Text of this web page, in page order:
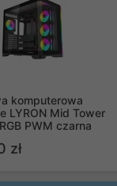
komputerowa
LYRON Mid Tower
PWM czarna
zł